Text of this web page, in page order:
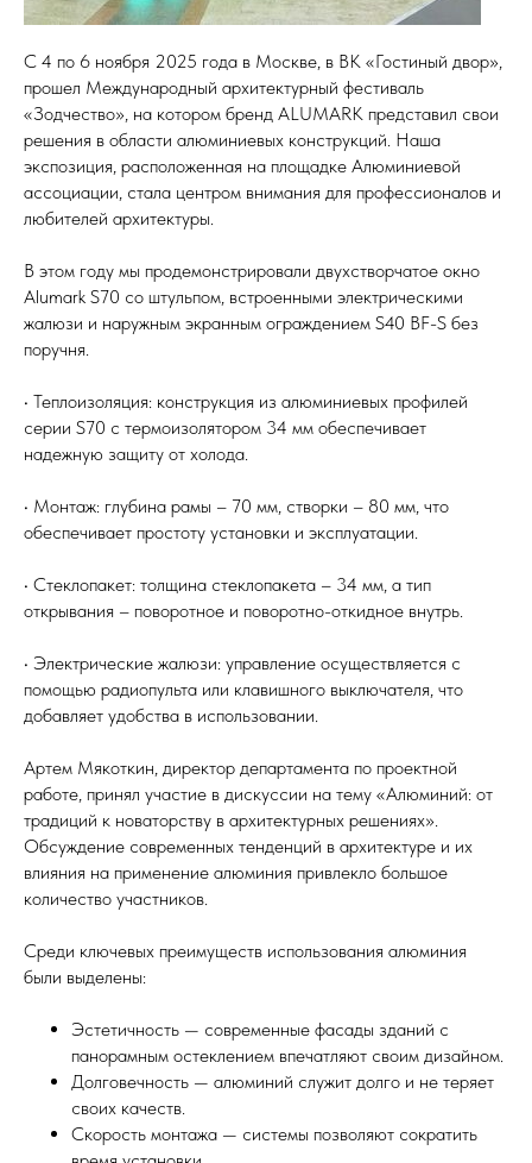
С 4 по 6 ноября 2025 года в Москве, в ВК «Гостиный двор»,
прошел Международный архитектурный фестиваль
«Зодчество», на котором бренд ALUMARK представил свои
решения в области алюминиевых конструкций. Наша
экспозиция, расположенная на площадке Алюминиевой
ассоциации, стала центром внимания для профессионалов и
любителей архитектуры.
В этом году мы продемонстрировали двухстворчатое окно
Alumark S70 со штульпом, встроенными электрическими
жалюзи и наружным экранным ограждением S40 BF-S без
поручня.
• Теплоизоляция: конструкция из алюминиевых профилей
серии S70 с термоизолятором 34 мм обеспечивает
надежную защиту от холода.
• Монтаж: глубина рамы – 70 мм, створки – 80 мм, что
обеспечивает простоту установки и эксплуатации.
• Стеклопакет: толщина стеклопакета – 34 мм, а тип
открывания – поворотное и поворотно-откидное внутрь.
• Электрические жалюзи: управление осуществляется с
помощью радиопульта или клавишного выключателя, что
добавляет удобства в использовании.
Артем Мякоткин, директор департамента по проектной
работе, принял участие в дискуссии на тему «Алюминий: от
традиций к новаторству в архитектурных решениях».
Обсуждение современных тенденций в архитектуре и их
влияния на применение алюминия привлекло большое
количество участников.
Среди ключевых преимуществ использования алюминия
были выделены:
Эстетичность — современные фасады зданий с
панорамным остеклением впечатляют своим дизайном.
Долговечность — алюминий служит долго и не теряет
своих качеств.
Скорость монтажа — системы позволяют сократить